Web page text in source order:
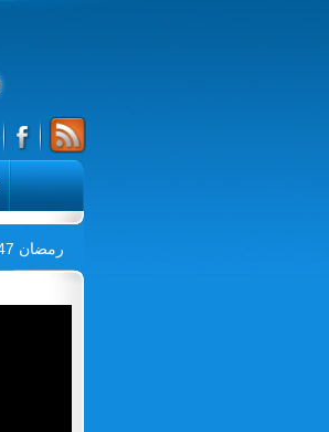
RAMADAN 2026- 1447 رمضان